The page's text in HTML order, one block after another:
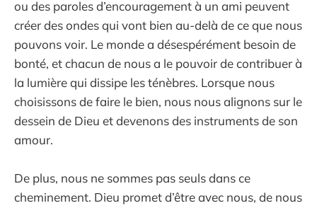
ou des paroles d’encouragement à un ami peuvent
créer des ondes qui vont bien au-delà de ce que nous
pouvons voir. Le monde a désespérément besoin de
bonté, et chacun de nous a le pouvoir de contribuer à
la lumière qui dissipe les ténèbres. Lorsque nous
choisissons de faire le bien, nous nous alignons sur le
dessein de Dieu et devenons des instruments de son
amour.
De plus, nous ne sommes pas seuls dans ce
cheminement. Dieu promet d’être avec nous, de nous